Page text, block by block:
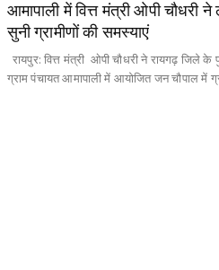
आमापाली में वित्त मंत्री ओपी चौधरी
सुनी ग्रामीणों की समस्याएं
रायपुर: वित्त मंत्री ओपी चौधरी ने रायगढ़ जिले
ग्राम पंचायत आमापाली में आयोजित जन चौपाल में